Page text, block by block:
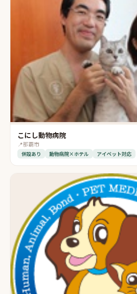
こにし動物病院
📍那覇市
併設あり 動物病院×ホテル アイペット対応